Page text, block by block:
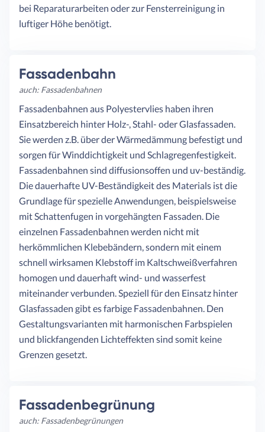
bei Reparaturarbeiten oder zur Fensterreinigung in
luftiger Höhe benötigt.
Fassadenbahn
auch: Fassadenbahnen
Fassadenbahnen aus Polyestervlies haben ihren
Einsatzbereich hinter Holz-, Stahl- oder Glasfassaden.
Sie werden z.B. über der Wärmedämmung befestigt und
sorgen für Winddichtigkeit und Schlagregenfestigkeit.
Fassadenbahnen sind diffusionsoffen und uv-beständig.
Die dauerhafte UV-Beständigkeit des Materials ist die
Grundlage für spezielle Anwendungen, beispielsweise
mit Schattenfugen in vorgehängten Fassaden. Die
einzelnen Fassadenbahnen werden nicht mit
herkömmlichen Klebebändern, sondern mit einem
schnell wirksamen Klebstoff im Kaltschweißverfahren
homogen und dauerhaft wind- und wasserfest
miteinander verbunden. Speziell für den Einsatz hinter
Glasfassaden gibt es farbige Fassadenbahnen. Den
Gestaltungsvarianten mit harmonischen Farbspielen
und blickfangenden Lichteffekten sind somit keine
Grenzen gesetzt.
Fassadenbegrünung
auch: Fassadenbegrünungen